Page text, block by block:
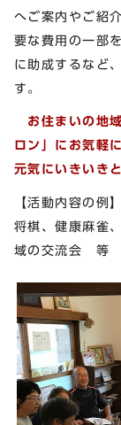
へご案内やご紹
要な費用の一部
に助成するなど
す。
お住まいの地
ロン」にお気軽
元気にいきいき
【活動内容の例
将棋、健康麻雀
域の交流会 等